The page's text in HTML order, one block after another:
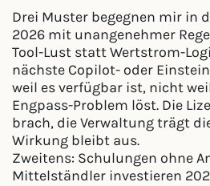
Drei Muster begegnen mir in
2026 mit unangenehmer
Tool-Lust statt Wertstrom-
nächste Copilot- oder
weil es verfügbar ist, nicht
Engpass-Problem löst. Die
brach, die Verwaltung trägt
Wirkung bleibt aus.
Zweitens: Schulungen ohne
Mittelständler investieren